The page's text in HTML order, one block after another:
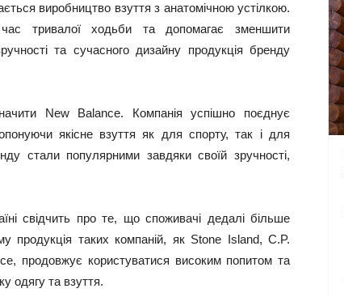
виробництво взуття з анатомічною устілкою.
тривалої ходьби та допомагає зменшити
та сучасного дизайну продукція бренду
New Balance. Компанія успішно поєднує
якісне взуття як для спорту, так і для
стали популярними завдяки своїй зручності,
свідчить про те, що споживачі дедалі більше
продукція таких компаній, як Stone Island, C.P.
продовжує користуватися високим попитом та
одягу та взуття.